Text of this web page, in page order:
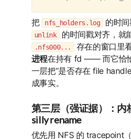
把 nfs_holders.log 的时
unlink 的时间戳对齐，就
.nfs000... 存在的窗口里
进程在持有 fd —— 而它恰
一层把”是否存在 file
成事实。
第三层（强证据）：内
silly rename
优先用 NFS 的 tracepoint（